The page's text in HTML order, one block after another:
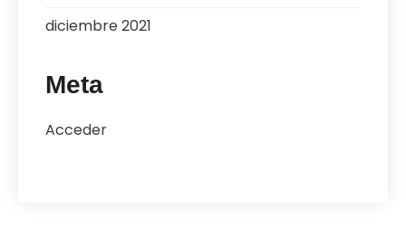
diciembre 2021
Meta
Acceder